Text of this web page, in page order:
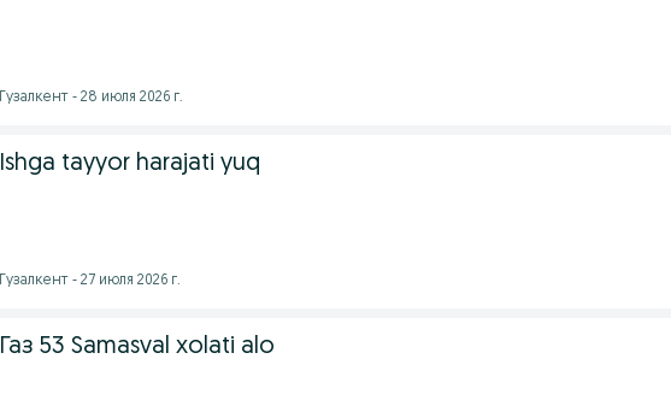
Гузалкент - 28 июля 2026 г.
Ishga tayyor harajati yuq
Гузалкент - 27 июля 2026 г.
Газ 53 Samasval xolati alo